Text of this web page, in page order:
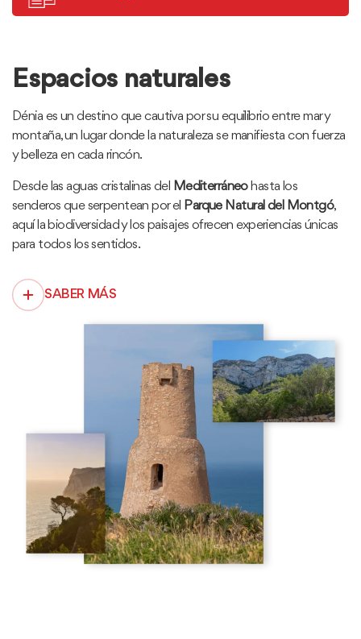
Espacios naturales
Dénia es un destino que cautiva por su equilibrio entre mar y
montaña, un lugar donde la naturaleza se manifiesta con fuerza
y belleza en cada rincón.
Desde las aguas cristalinas del Mediterráneohasta los
senderos que serpentean por el Parque Natural del Montgó,
aquí la biodiversidad y los paisajes ofrecen experiencias únicas
para todos los sentidos.
SABER MÁS